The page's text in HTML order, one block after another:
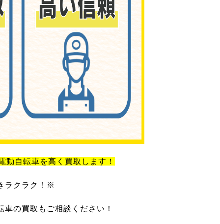
動自転車を高く買取します！
ラクラク！※
の買取もご相談ください！